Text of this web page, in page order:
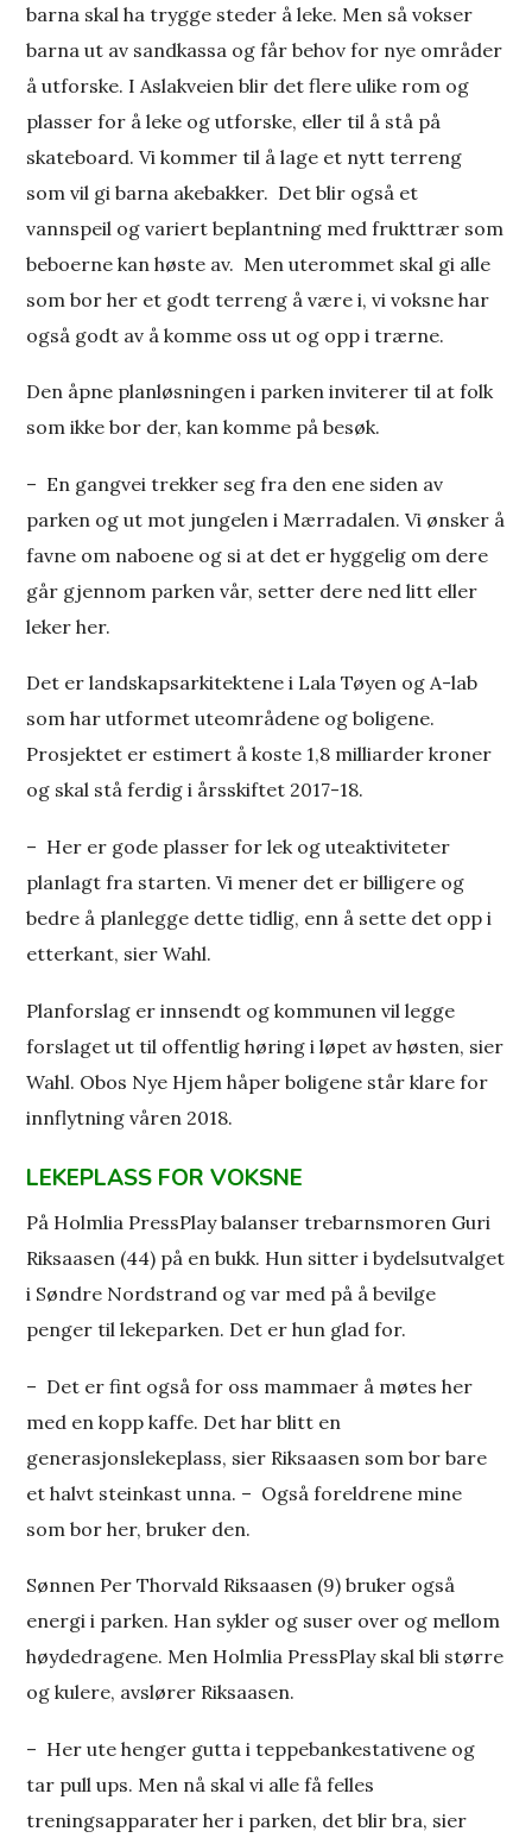
barna skal ha trygge steder å leke. Men så vokser
barna ut av sandkassa og får behov for nye områder
å utforske. I Aslakveien blir det flere ulike rom og
plasser for å leke og utforske, eller til å stå på
skateboard. Vi kommer til å lage et nytt terreng
som vil gi barna akebakker. Det blir også et
vannspeil og variert beplantning med frukttrær som
beboerne kan høste av. Men uterommet skal gi alle
som bor her et godt terreng å være i, vi voksne har
også godt av å komme oss ut og opp i trærne.
Den åpne planløsningen i parken inviterer til at folk
som ikke bor der, kan komme på besøk.
– En gangvei trekker seg fra den ene siden av
parken og ut mot jungelen i Mærradalen. Vi ønsker å
favne om naboene og si at det er hyggelig om dere
går gjennom parken vår, setter dere ned litt eller
leker her.
Det er landskapsarkitektene i Lala Tøyen og A-lab
som har utformet uteområdene og boligene.
Prosjektet er estimert å koste 1,8 milliarder kroner
og skal stå ferdig i årsskiftet 2017-18.
– Her er gode plasser for lek og uteaktiviteter
planlagt fra starten. Vi mener det er billigere og
bedre å planlegge dette tidlig, enn å sette det opp i
etterkant, sier Wahl.
Planforslag er innsendt og kommunen vil legge
forslaget ut til offentlig høring i løpet av høsten, sier
Wahl. Obos Nye Hjem håper boligene står klare for
innflytning våren 2018.
LEKEPLASS FOR VOKSNE
På Holmlia PressPlay balanser trebarnsmoren Guri
Riksaasen (44) på en bukk. Hun sitter i bydelsutvalget
i Søndre Nordstrand og var med på å bevilge
penger til lekeparken. Det er hun glad for.
– Det er fint også for oss mammaer å møtes her
med en kopp kaffe. Det har blitt en
generasjonslekeplass, sier Riksaasen som bor bare
et halvt steinkast unna. – Også foreldrene mine
som bor her, bruker den.
Sønnen Per Thorvald Riksaasen (9) bruker også
energi i parken. Han sykler og suser over og mellom
høydedragene. Men Holmlia PressPlay skal bli større
og kulere, avslører Riksaasen.
– Her ute henger gutta i teppebankestativene og
tar pull ups. Men nå skal vi alle få felles
treningsapparater her i parken, det blir bra, sier